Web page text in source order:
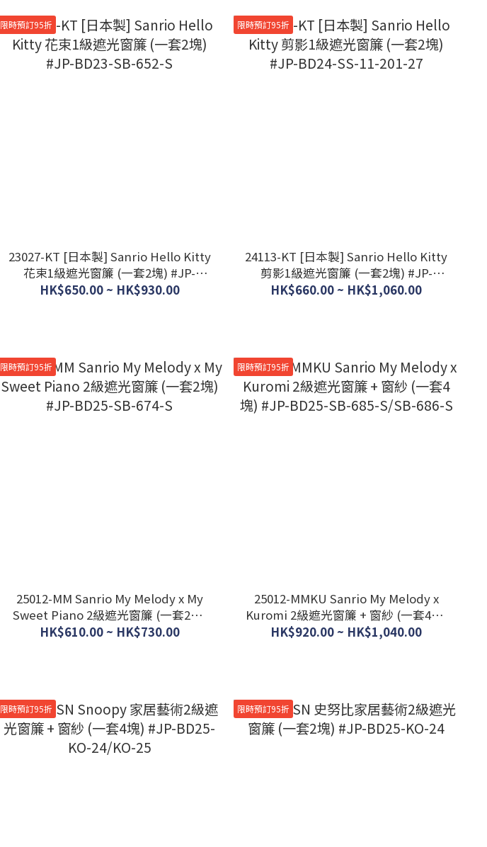
限時預訂95折
23027-KT [日本製] Sanrio Hello Kitty
花束1級遮光窗簾 (一套2塊) #JP-
BD23-SB-652-S
HK$650.00 ~ HK$930.00
限時預訂95折
24113-KT [日本製] Sanrio Hello Kitty
剪影1級遮光窗簾 (一套2塊) #JP-
BD24-SS-11-201-27
HK$660.00 ~ HK$1,060.00
限時預訂95折
25012-MM Sanrio My Melody x My
Sweet Piano 2級遮光窗簾 (一套2塊)
#JP-BD25-SB-674-S
HK$610.00 ~ HK$730.00
限時預訂95折
25012-MMKU Sanrio My Melody x
Kuromi 2級遮光窗簾 + 窗紗 (一套4塊)
#JP-BD25-SB-685-S/SB-686-S
HK$920.00 ~ HK$1,040.00
限時預訂95折 限時預訂95折